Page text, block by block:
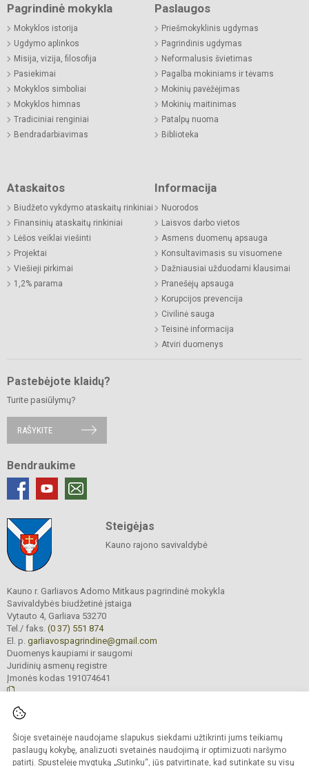
Šioje svetainėje naudojame slapukus siekdami užtikrinti jums teikiamų
paslaugų kokybę, analizuoti svetainės naudojimą ir optimizuoti naršymo
patirtį. Spustelėję mygtuką „Sutinku“, jūs patvirtinate, kad sutinkate su visų
Pagrindinė mokykla
Mokyklos istorija
Ugdymo aplinkos
Misija, vizija, filosofija
Pasiekimai
Mokyklos simboliai
Mokyklos himnas
Tradiciniai renginiai
Bendradarbiavimas
Paslaugos
Priešmokyklinis ugdymas
Pagrindinis ugdymas
Neformalusis švietimas
Pagalba mokiniams ir tėvams
Mokinių pavėžėjimas
Mokinių maitinimas
Patalpų nuoma
Biblioteka
Ataskaitos
Biudžeto vykdymo ataskaitų rinkiniai
Finansinių ataskaitų rinkiniai
Lėšos veiklai viešinti
Projektai
Viešieji pirkimai
1,2% parama
Informacija
Nuorodos
Laisvos darbo vietos
Asmens duomenų apsauga
Konsultavimasis su visuomene
Dažniausiai užduodami klausimai
Pranešėjų apsauga
Korupcijos prevencija
Civilinė sauga
Teisinė informacija
Atviri duomenys
Pastebėjote klaidų?
Turite pasiūlymų?
RAŠYKITE
Bendraukime
Steigėjas
Kauno rajono savivaldybė
Kauno r. Garliavos Adomo Mitkaus pagrindinė mokykla
Savivaldybės biudžetinė įstaiga
Vytauto 4, Garliava 53270
Tel./ faks. (0 37) 551 874
El. p. garliavospagrindine@gmail.com
Duomenys kaupiami ir saugomi
Juridinių asmenų registre
Įmonės kodas 191074641
saugomos.
Kopijuoti turinį be raštiško įstaigos administracijos sutikimo griežtai draudžiama